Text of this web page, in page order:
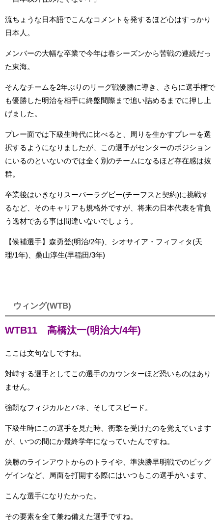
流ちょうな日本語でこんなコメントを発するほど心はすっかり
日本人。
メンバーの大幅な卒業で今年は春シーズンから苦戦の連続だっ
た東海。
そんなチームを2年ぶりのリーグ戦優勝に導き、さらに選手権で
も優勝した明治を相手に終盤間際まで追い詰めるまでに押し上
げました。
プレー面では下級生時代に比べると、周りを生かすプレーを選
択するようになりましたが、この選手がセンターのポジション
にいるのといないのでは全く別のチームになるほど存在感は抜
群。
卒業後はいきなりスーパーラグビー(チーフスと契約)に挑戦す
るなど、そのキャリアも規格外ですが、将来の日本代表を背負
う逸材である事は間違いないでしょう。
【候補選手】森勇登(明治/2年)、シオサイア・フィフィタ(天
理/1年)、桑山淳生(早稲田/3年)
ウィング(WTB)
WTB11 高橋汰一(明治大/4年)
ここは文句なしですね。
対峙する選手としてこの選手のカウンターほど恐いものはあり
ません。
強靭なフィジカルとバネ、そしてスピード。
下級生時にこの選手を見た時、衝撃を受けたのを覚えています
が、いつの間にか最終学年になっていたんですね。
決勝のラインアウトからのトライや、準決勝早明戦でのビッグ
ゲインなど、局面を打開する際にはいつもこの選手がいます。
こんな選手になりたかった。
その要素を全て兼ね備えた選手ですね。